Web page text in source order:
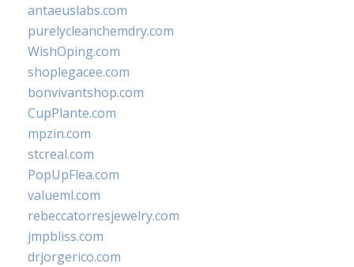
antaeuslabs.com
purelycleanchemdry.com
WishOping.com
shoplegacee.com
bonvivantshop.com
CupPlante.com
mpzin.com
stcreal.com
PopUpFlea.com
valueml.com
rebeccatorresjewelry.com
jmpbliss.com
drjorgerico.com